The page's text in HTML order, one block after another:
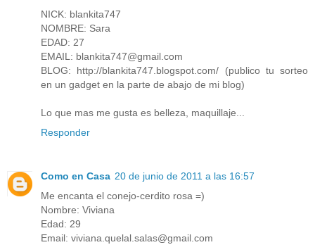
NICK: blankita747
NOMBRE: Sara
EDAD: 27
EMAIL: blankita747@gmail.com
BLOG: http://blankita747.blogspot.com/ (publico tu sorteo
en un gadget en la parte de abajo de mi blog)
Lo que mas me gusta es belleza, maquillaje...
Responder
Como en Casa 20 de junio de 2011 a las 16:57
Me encanta el conejo-cerdito rosa =)
Nombre: Viviana
Edad: 29
Email: viviana.quelal.salas@gmail.com